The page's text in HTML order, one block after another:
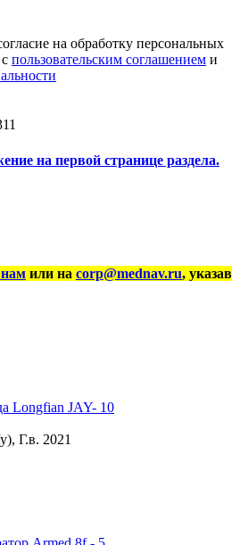
на обработку персональных
пользовательским соглашением и
на первой странице раздела.
или на corp@mednav.ru, указав
Longfian JAY- 10
Г.в. 2021